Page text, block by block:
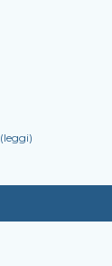
(leggi)